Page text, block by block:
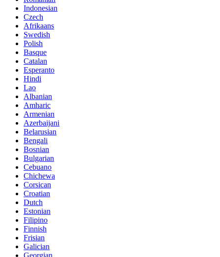
Indonesian
Czech
Afrikaans
Swedish
Polish
Basque
Catalan
Esperanto
Hindi
Lao
Albanian
Amharic
Armenian
Azerbaijani
Belarusian
Bengali
Bosnian
Bulgarian
Cebuano
Chichewa
Corsican
Croatian
Dutch
Estonian
Filipino
Finnish
Frisian
Galician
Georgian